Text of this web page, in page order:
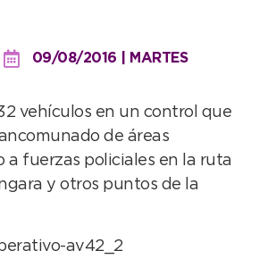
09/08/2016 | MARTES
vehículos en un control que
de áreas
a fuerzas policiales en la ruta
y otros puntos de la